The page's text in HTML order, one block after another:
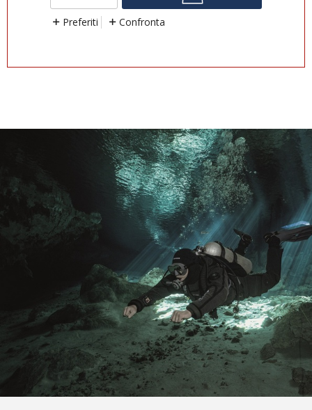
Preferiti Confronta